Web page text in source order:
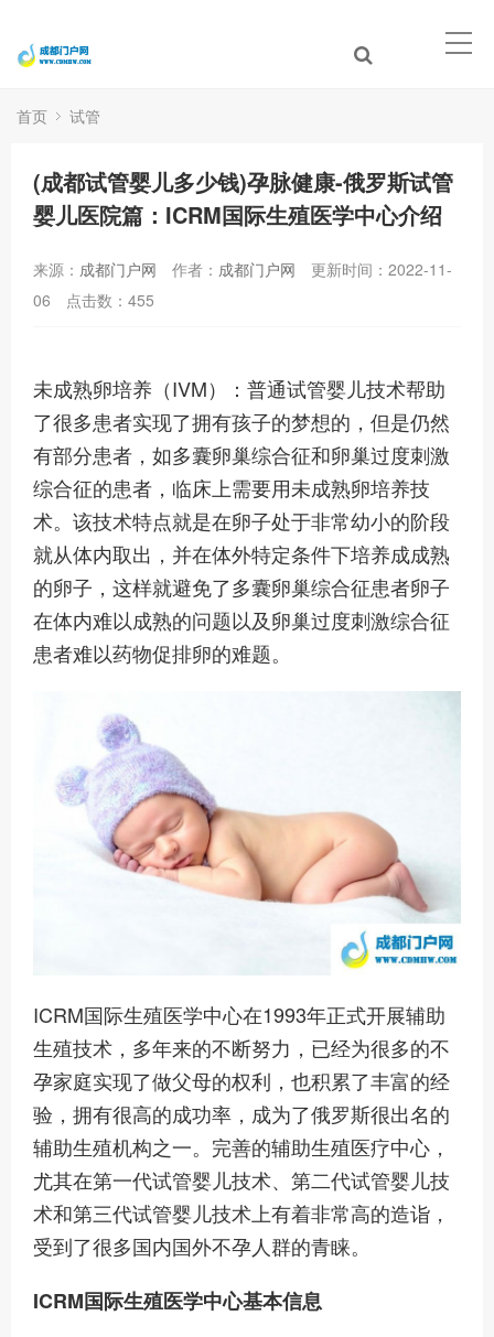
首页 试管
(成都试管婴儿多少钱)孕脉健康-俄罗斯试管
婴儿医院篇：ICRM国际生殖医学中心介绍
来源： 成都门户网 作者： 成都门户网
更新时间：2022-11-
06
点击数： 455
未成熟卵培养（IVM）：普通试管婴儿技术帮助
了很多患者实现了拥有孩子的梦想的，但是仍然
有部分患者，如多囊卵巢综合征和卵巢过度刺激
综合征的患者，临床上需要用未成熟卵培养技
术。该技术特点就是在卵子处于非常幼小的阶段
就从体内取出，并在体外特定条件下培养成成熟
的卵子，这样就避免了多囊卵巢综合征患者卵子
在体内难以成熟的问题以及卵巢过度刺激综合征
患者难以药物促排卵的难题。
ICRM国际生殖医学中心在1993年正式开展辅助
生殖技术，多年来的不断努力，已经为很多的不
孕家庭实现了做父母的权利，也积累了丰富的经
验，拥有很高的成功率，成为了俄罗斯很出名的
辅助生殖机构之一。完善的辅助生殖医疗中心，
尤其在第一代试管婴儿技术、第二代试管婴儿技
术和第三代试管婴儿技术上有着非常高的造诣，
受到了很多国内国外不孕人群的青睐。
ICRM国际生殖医学中心基本信息